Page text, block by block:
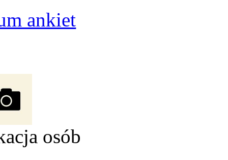
ankiet
osób